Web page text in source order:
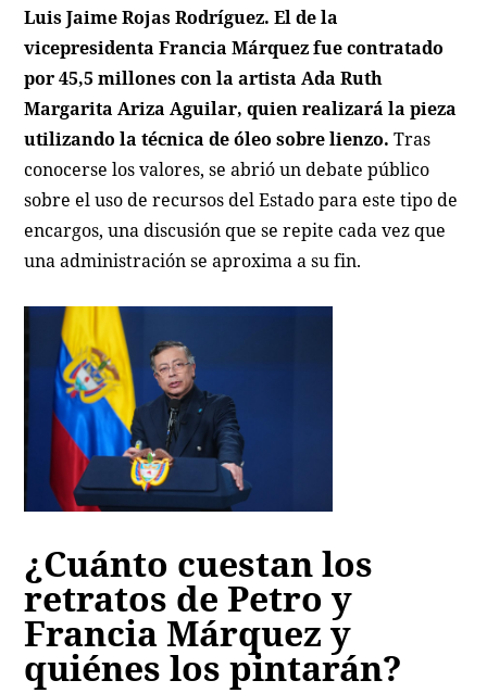
Luis Jaime Rojas Rodríguez. El de la
vicepresidenta Francia Márquez fue contratado
por 45,5 millones con la artista Ada Ruth
Margarita Ariza Aguilar, quien realizará la pieza
utilizando la técnica de óleo sobre lienzo. Tras
conocerse los valores, se abrió un debate público
sobre el uso de recursos del Estado para este tipo de
encargos, una discusión que se repite cada vez que
una administración se aproxima a su fin.
¿Cuánto cuestan los
retratos de Petro y
Francia Márquez y
quiénes los pintarán?